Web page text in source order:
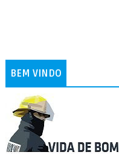
BEM VINDO